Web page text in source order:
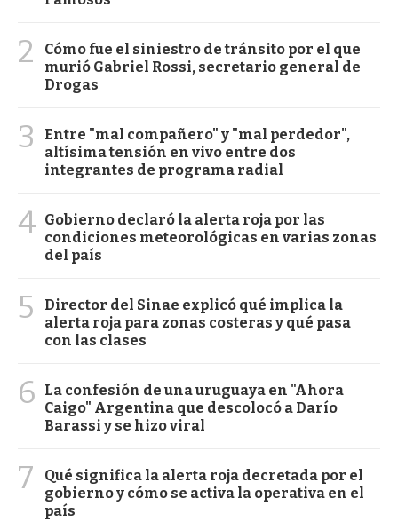
2
Cómo fue el siniestro de tránsito por el que
murió Gabriel Rossi, secretario general de
Drogas
3
Entre "mal compañero" y "mal perdedor",
altísima tensión en vivo entre dos
integrantes de programa radial
4 Gobierno declaró la alerta roja por las
condiciones meteorológicas en varias zonas
del país
5
Director del Sinae explicó qué implica la
alerta roja para zonas costeras y qué pasa
con las clases
6
La confesión de una uruguaya en "Ahora
Caigo" Argentina que descolocó a Darío
Barassi y se hizo viral
7
Qué significa la alerta roja decretada por el
gobierno y cómo se activa la operativa en el
país